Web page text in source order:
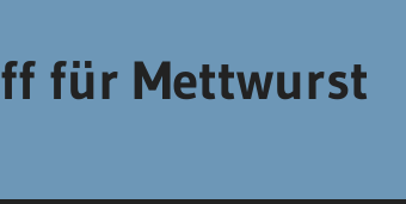
für Mettwurst